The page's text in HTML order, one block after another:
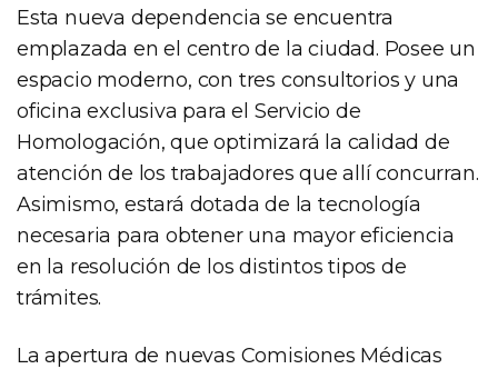
Esta nueva dependencia se encuentra
emplazada en el centro de la ciudad. Posee un
espacio moderno, con tres consultorios y una
oficina exclusiva para el Servicio de
Homologación, que optimizará la calidad de
atención de los trabajadores que allí concurran.
Asimismo, estará dotada de la tecnología
necesaria para obtener una mayor eficiencia
en la resolución de los distintos tipos de
trámites.
La apertura de nuevas Comisiones Médicas